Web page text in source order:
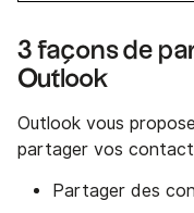
3 façons de
Outlook
Outlook vous
partager vos
Partager des